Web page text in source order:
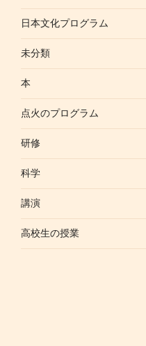
日本文化プログラム
未分類
本
点火のプログラム
研修
科学
講演
高校生の授業